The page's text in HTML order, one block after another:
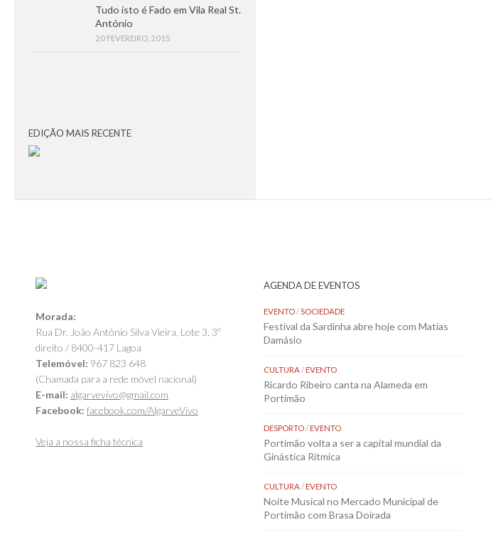
Tudo isto é Fado em Vila Real St.
António
20 FEVEREIRO, 2015
EDIÇÃO MAIS RECENTE
Morada:
Rua Dr. João António Silva Vieira, Lote 3, 3º
direito / 8400-417 Lagoa
Telemóvel: 967 823 648
(Chamada para a rede móvel nacional)
E-mail: algarvevivo@gmail.com
Facebook: facebook.com/AlgarveVivo
Veja a nossa ficha técnica
AGENDA DE EVENTOS
EVENTO/SOCIEDADE
Festival da Sardinha abre hoje com Matias
Damásio
CULTURA/EVENTO
Ricardo Ribeiro canta na Alameda em
Portimão
DESPORTO/EVENTO
Portimão volta a ser a capital mundial da
Ginástica Rítmica
CULTURA/EVENTO
Noite Musical no Mercado Municipal de
Portimão com Brasa Doirada